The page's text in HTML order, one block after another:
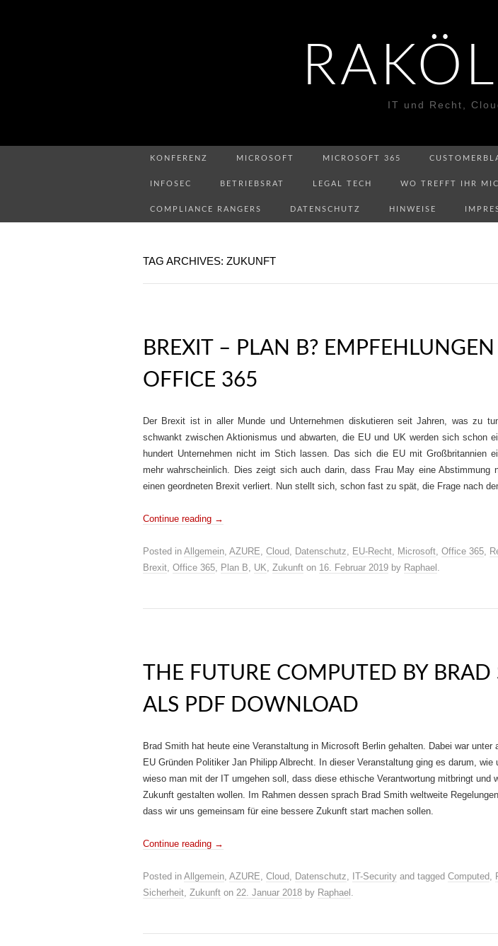
IT und Recht,
KONFERENZ MICROSOFT MICROSOFT 365
INFOSEC BETRIEBSRAT LEGAL TECH WO TREFFT IHR
COMPLIANCE RANGERS DATENSCHUTZ HINWEISE
TAG ARCHIVES: ZUKUNFT
BREXIT – PLAN B?
OFFICE 365
Der Brexit ist in aller Munde und Unternehmen diskutieren seit Jahren, was zu
schwankt zwischen Aktionismus und abwarten, die EU und UK werden sich schon
hundert Unternehmen nicht im Stich lassen. Das sich die EU mit Großbritannien
mehr wahrscheinlich. Dies zeigt sich auch darin, dass Frau May eine Abstimmung
einen geordneten Brexit verliert. Nun stellt sich, schon fast zu spät, die Frage nach
Continue reading →
Posted in Allgemein, AZURE, Cloud, Datenschutz, EU-Recht, Microsoft, Office 365,
Brexit, Office 365, Plan B, UK, Zukunft on 16. Februar 2019 by Raphael .
THE FUTURE COMPUTED BY BRAD
ALS PDF DOWNLOAD
Brad Smith hat heute eine Veranstaltung in Microsoft Berlin gehalten. Dabei war unter
EU Gründen Politiker Jan Philipp Albrecht. In dieser Veranstaltung ging es darum, wie
wieso man mit der IT umgehen soll, dass diese ethische Verantwortung mitbringt und
Zukunft gestalten wollen. Im Rahmen dessen sprach Brad Smith weltweite
dass wir uns gemeinsam für eine bessere Zukunft start machen sollen.
Continue reading →
Posted in Allgemein, AZURE, Cloud, Datenschutz, IT-Security and tagged Computed,
Sicherheit, Zukunft on 22. Januar 2018 by Raphael .